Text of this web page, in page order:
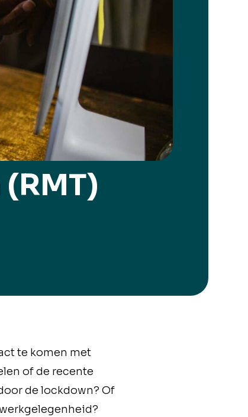
te komen met
of de recente
de lockdown? Of